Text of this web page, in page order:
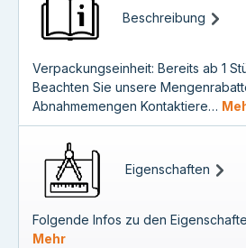
Beschreibung
Verpackungseinheit: Bereits ab 1
Beachten Sie unsere
Abnahmemengen Kontaktiere…
Eigenschaften
Folgende Infos zu den
Mehr